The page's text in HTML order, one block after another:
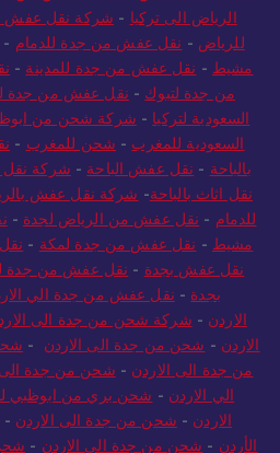
بالباحة -نقل عفش بالباحة -شحن من
الرياض الى تركيا- شركة نقل عفش
للرياض -نقل عفش من جدة للدمام -
مشيط -نقل عفش من جدة للمدينة-
من جدة لتبوك-نقل عفش من جدة
السعودية لتركيا- شركة شحن من
السعودية للمغرب
-شحن للمغرب-
بالباحة- نقل عفش الباحة- شركة
نقل اثاث بالباحة- شركة نقل عفش
للدمام - نقل عفش من الرياض لجدة -
مشيط- نقل عفش من جدة لمكة -
نقل عفش بجدة-نقل عفش من جدة
بجدة-نقل عفش من جدة الي
الاردن -شركة شحن من جدة الى
الاردن-شحن من جدة الى الاردن-
من جدة الى الاردن- شحن من جدة الى
الي الاردن- شحن بري من ابوظبي
الاردن-شحن من جدة الى الاردن-